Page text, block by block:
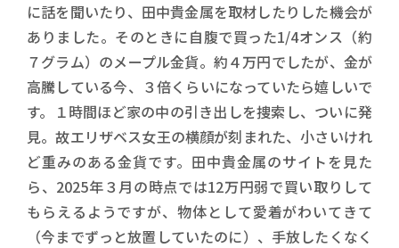
に話を聞いたり、田中貴金属を取材したりした機会が
ありました。そのときに自腹で買った1/4オンス（約
７グラム）のメープル金貨。約４万円でしたが、金が
高騰している今、３倍くらいになっていたら嬉しいで
す。１時間ほど家の中の引き出しを捜索し、ついに発
見。故エリザベス女王の横顔が刻まれた、小さいけれ
ど重みのある金貨です。田中貴金属のサイトを見た
ら、2025年３月の時点では12万円弱で買い取りして
もらえるようですが、物体として愛着がわいてきて
（今までずっと放置していたのに）、手放したくなく